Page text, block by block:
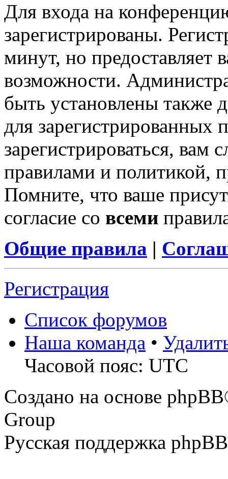
Для входа на
зарегистрированы.
минут, но предоставляет
возможности.
быть установлены также
для зарегистрированных
зарегистрироваться, вам
правилами и политикой,
Помните, что ваше
согласие со всеми
Общие правила |
Регистрация
Список форумов
Наша команда •
Часовой пояс: UTC
Создано на основе
Group
Русская поддержка phpBB